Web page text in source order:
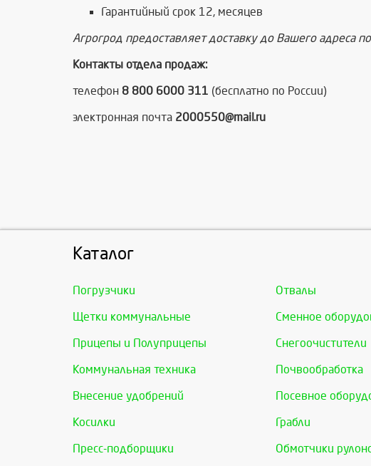
Гарантийный срок 12, месяцев
Агрогрод предоставляет доставку до Вашего
Контакты отдела продаж:
телефон 8 800 6000 311 (бесплатно по России)
электронная почта 2000550@mail.ru
Каталог
Погрузчики Отвалы
Щетки коммунальные Сменное
Прицепы и Полуприцепы Снегоочистители
Коммунальная техника Почвообработка
Внесение удобрений Посевное
Косилки Грабли
Пресс-подборщики Обмотчики